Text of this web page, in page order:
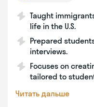
Taught
life in the U.S.
Prepared
interviews.
Focuses on
tailored to
Читать дальше